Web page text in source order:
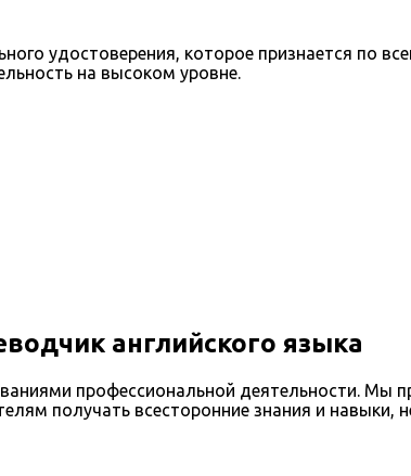
удостоверения, которое признается по
на высоком уровне.
английского языка
профессиональной деятельности. Мы
получать всесторонние знания и